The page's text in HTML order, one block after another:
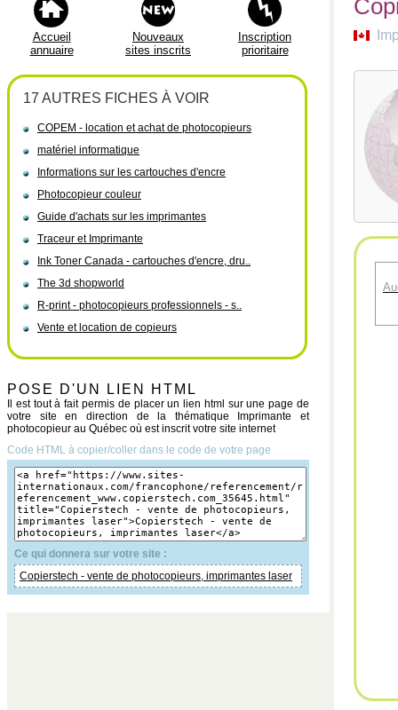
Accueil
annuaire
Nouveaux
sites inscrits
Inscription
prioritaire
17 AUTRES FICHES À VOIR
COPEM - location et achat de photocopieurs
matériel informatique
Informations sur les cartouches d'encre
Photocopieur couleur
Guide d'achats sur les imprimantes
Traceur et Imprimante
Ink Toner Canada - cartouches d'encre, dru..
The 3d shopworld
R-print - photocopieurs professionnels - s..
Vente et location de copieurs
POSE D'UN LIEN HTML
Il est tout à fait permis de placer un lien html sur une page de
votre site en direction de la thématique Imprimante et
photocopieur au Québec où est inscrit votre site internet
Code HTML à copier/coller dans le code de votre page
Ce qui donnera sur votre site :
Copierstech - vente de photocopieurs, imprimantes laser